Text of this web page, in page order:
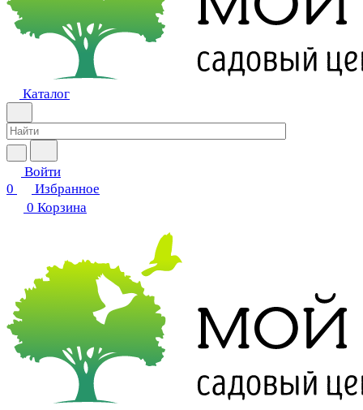
Каталог
Войти
0
Избранное
0 Корзина